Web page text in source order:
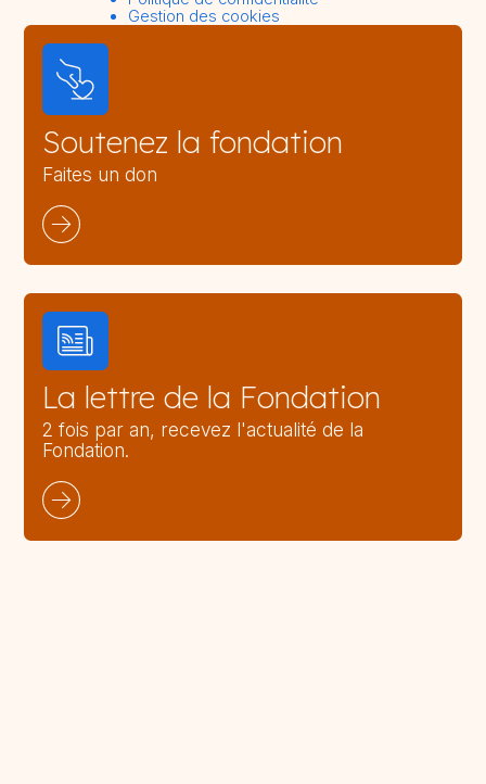
Gestion des cookies
Soutenez la fondation
Faites un don
La lettre de la Fondation
2 fois par an, recevez l'actualité de la
Fondation.